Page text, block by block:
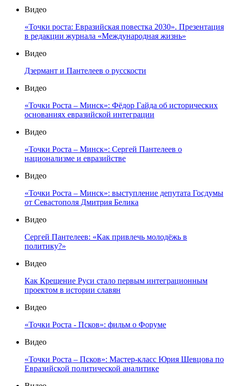
Видео
«Точки роста: Евразийская повестка 2030». Презентация
в редакции журнала «Международная жизнь»
Видео
Дзермант и Пантелеев о русскости
Видео
«Точки Роста – Минск»: Фёдор Гайда об исторических
основаниях евразийской интеграции
Видео
«Точки Роста – Минск»: Сергей Пантелеев о
национализме и евразийстве
Видео
«Точки Роста – Минск»: выступление депутата Госдумы
от Севастополя Дмитрия Белика
Видео
Сергей Пантелеев: «Как привлечь молодёжь в
политику?»
Видео
Как Крещение Руси стало первым интеграционным
проектом в истории славян
Видео
«Точки Роста - Псков»: фильм о Форуме
Видео
«Точки Роста – Псков»: Мастер-класс Юрия Шевцова по
Евразийской политической аналитике